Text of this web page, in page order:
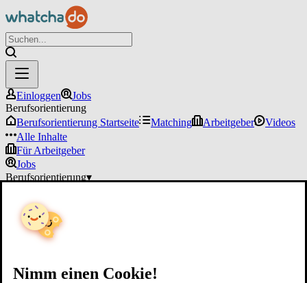
Nimm einen Cookie!
Einloggen
Jobs
Berufsorientierung
Berufsorientierung Startseite
Matching Arbeitgeber
Videos
Alle Inhalte
Für Arbeitgeber
Jobs
Berufsorientierung▾